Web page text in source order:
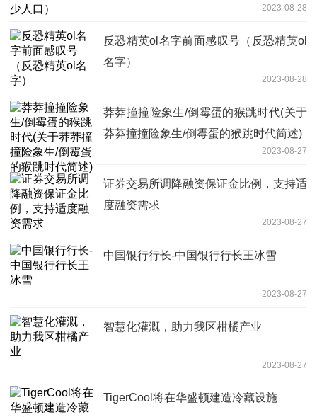
2023-08-28
反恐精英ol名字前面感叹号（反恐精英ol
名字）
2023-08-28
莽莽撞撞险象生/倒霉蛋的猴跳时代(关于
莽莽撞撞险象生/倒霉蛋的猴跳时代简述)
2023-08-27
证券交易所调降融资保证金比例，支持适
度融资需求
2023-08-27
中国银行行长-中国银行行长王冰雪
2023-08-27
智慧化灌溉，助力我区柑橘产业
2023-08-27
TigerCool将在华盛顿建造冷藏设施